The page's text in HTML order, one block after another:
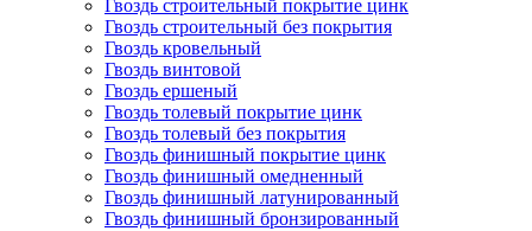
Гвоздь строительный покрытие цинк
Гвоздь строительный без покрытия
Гвоздь кровельный
Гвоздь винтовой
Гвоздь ершеный
Гвоздь толевый покрытие цинк
Гвоздь толевый без покрытия
Гвоздь финишный покрытие цинк
Гвоздь финишный омедненный
Гвоздь финишный латунированный
Гвоздь финишный бронзированный